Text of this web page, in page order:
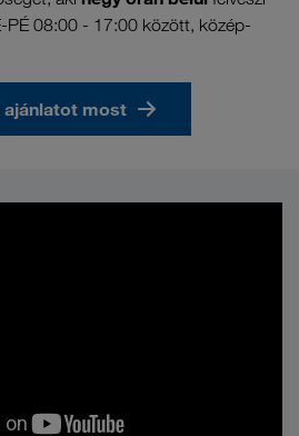
PÉ 08:00 - 17:00 között, közép-
ajánlatot most